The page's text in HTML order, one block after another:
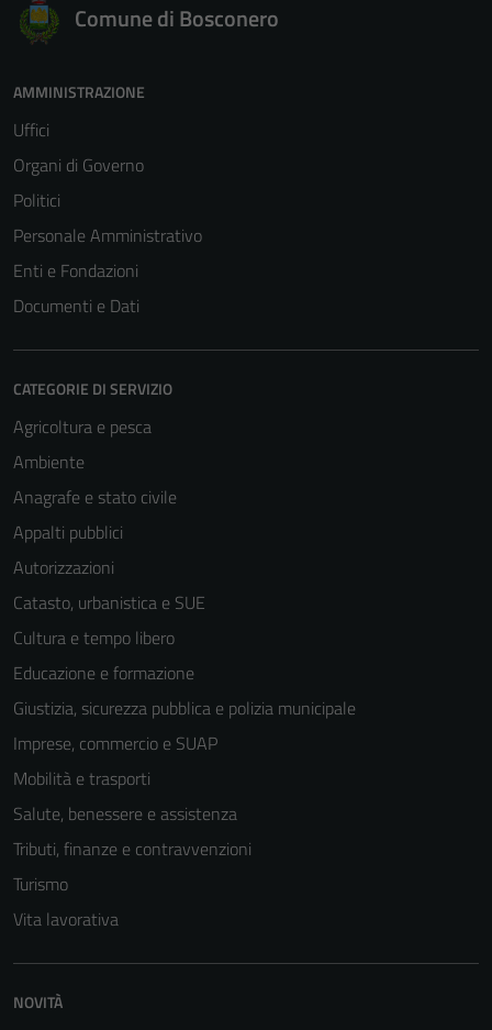
Comune di Bosconero
AMMINISTRAZIONE
Uffici
Organi di Governo
Politici
Personale Amministrativo
Enti e Fondazioni
Documenti e Dati
CATEGORIE DI SERVIZIO
Agricoltura e pesca
Ambiente
Anagrafe e stato civile
Appalti pubblici
Autorizzazioni
Catasto, urbanistica e SUE
Cultura e tempo libero
Educazione e formazione
Giustizia, sicurezza pubblica e polizia municipale
Imprese, commercio e SUAP
Mobilità e trasporti
Salute, benessere e assistenza
Tributi, finanze e contravvenzioni
Turismo
Vita lavorativa
NOVITÀ